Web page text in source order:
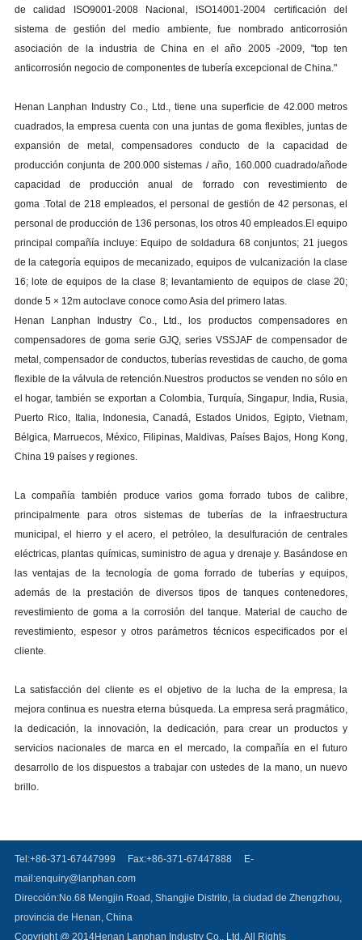
de calidad ISO9001-2008 Nacional, ISO14001-2004 certificación del
sistema de gestión del medio ambiente, fue nombrado anticorrosión
asociación de la industria de China en el año 2005 -2009, "top ten
anticorrosión negocio de componentes de tubería excepcional de China."
Henan Lanphan Industry Co., Ltd., tiene una superficie de 42.000 metros
cuadrados, la empresa cuenta con una juntas de goma flexibles, juntas de
expansión de metal, compensadores conducto de la capacidad de
producción conjunta de 200.000 sistemas / año, 160.000 cuadrado/añode
capacidad de producción anual de forrado con revestimiento de
goma .Total de 218 empleados, el personal de gestión de 42 personas, el
personal de producción de 136 personas, los otros 40 empleados.El equipo
principal compañía incluye: Equipo de soldadura 68 conjuntos; 21 juegos
de la categoría equipos de mecanizado, equipos de vulcanización la clase
16; lote de equipos de la clase 8; levantamiento de equipos de clase 20;
donde 5 × 12m autoclave conoce como Asia del primero latas.
Henan Lanphan Industry Co., Ltd., los productos compensadores en
compensadores de goma serie GJQ, series VSSJAF de compensador de
metal, compensador de conductos, tuberías revestidas de caucho, de goma
flexible de la vá lvula de retención.Nuestros productos se venden no só lo en
el hogar, también se exportan a Colombia, Turquía, Singapur, India, Rusia,
Puerto Rico, Italia, Indonesia, Canadá, Estados Unidos, Egipto, Vietnam,
Bé lgica, Marruecos, México, Filipinas, Maldivas, Países Bajos, Hong Kong,
China 19 países y regiones.
La compañía también produce varios goma forrado tubos de calibre,
principalmente para otros sistemas de tuberías de la infraestructura
municipal, el hierro y el acero, el petró leo, la desulfuración de centrales
el éctricas, plantas químicas, suministro de agua y drenaje y. Basándose en
las ventajas de la tecnología de goma forrado de tuberías y equipos,
además de la prestación de diversos tipos de tanques contenedores,
revestimiento de goma a la corrosión del tanque. Material de caucho de
revestimiento, espesor y otros parámetros técnicos especificados por el
cliente.
La satisfacción del cliente es el objetivo de la lucha de la empresa, la
mejora continua es nuestra eterna búsqueda. La empresa será pragmático,
la dedicación, la innovación, la dedicación, para crear un productos y
servicios nacionales de marca en el mercado, la compañía en el futuro
desarrollo de los dispuestos a trabajar con ustedes de la mano, un nuevo
brillo.
Tel:+86-371-67447999 Fax:+86-371-67447888
E-
mail:enquiry@lanphan.com
Dirección:No.68 Mengjin Road, Shangjie Distrito, la ciudad de Zhengzhou,
provincia de Henan, China
Copyright @ 2014Henan Lanphan Industry Co., Ltd. All Rights